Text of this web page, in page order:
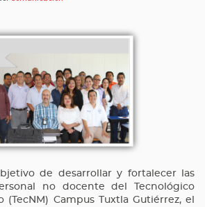
de desarrollar y fortalecer las
no docente del Tecnológico
(TecNM) Campus Tuxtla Gutiérrez, el